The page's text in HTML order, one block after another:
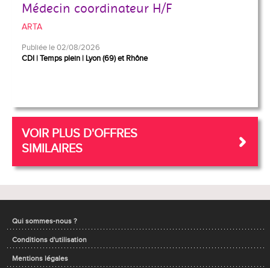
Médecin coordinateur H/F
ARTA
Publiée le 02/08/2026
CDI Temps plein Lyon (69) et Rhône
VOIR PLUS D'OFFRES
SIMILAIRES
Qui sommes-nous ?
Conditions d'utilisation
Mentions légales